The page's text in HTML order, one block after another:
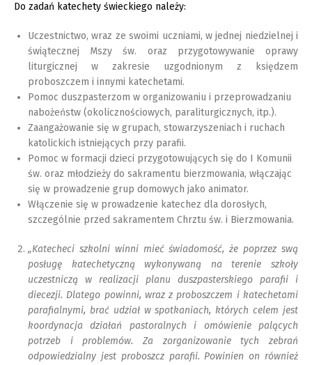
Do zadań katechety świeckiego należy:
Uczestnictwo, wraz ze swoimi uczniami, w jednej niedzielnej i
świątecznej Mszy św. oraz przygotowywanie oprawy
liturgicznej w zakresie uzgodnionym z księdzem
proboszczem i innymi katechetami.
Pomoc duszpasterzom w organizowaniu i przeprowadzaniu
nabożeństw (okolicznościowych, paraliturgicznych, itp.).
Zaangażowanie się w grupach, stowarzyszeniach i ruchach
katolickich istniejących przy parafii.
Pomoc w formacji dzieci przygotowujących się do I Komunii
św. oraz młodzieży do sakramentu bierzmowania, włączając
się w prowadzenie grup domowych jako animator.
Włączenie się w prowadzenie katechez dla dorosłych,
szczególnie przed sakramentem Chrztu św. i Bierzmowania.
„Katecheci szkolni winni mieć świadomość, że poprzez swą
posługę katechetyczną wykonywaną na terenie szkoły
uczestniczą w realizacji planu duszpasterskiego parafii i
diecezji. Dlatego powinni, wraz z proboszczem i katechetami
parafialnymi, brać udział w spotkaniach, których celem jest
koordynacja działań pastoralnych i omówienie palących
potrzeb i problemów. Za zorganizowanie tych zebrań
odpowiedzialny jest proboszcz parafii. Powinien on również